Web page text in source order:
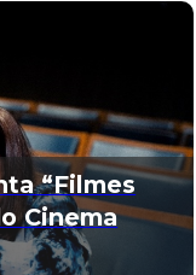
“Filmes
Cinema